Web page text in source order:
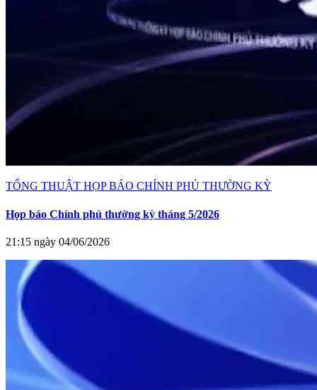
TỔNG THUẬT HỌP BÁO CHÍNH PHỦ THƯỜNG KỲ
Họp báo Chính phủ thường kỳ tháng 5/2026
21:15 ngày 04/06/2026